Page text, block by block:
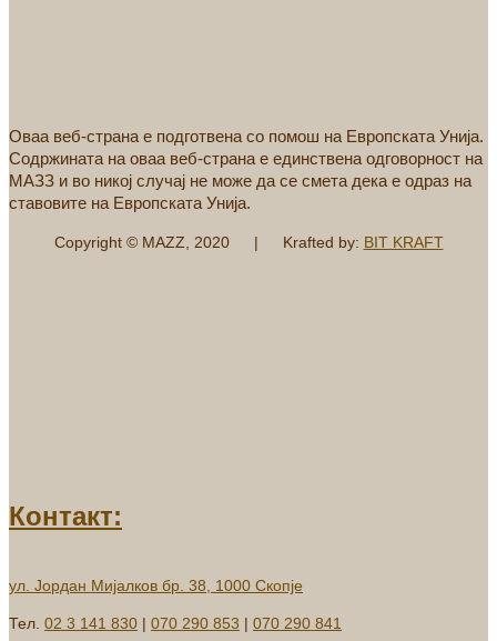
Оваа веб-страна е подготвена со помош на Европската Унија.
Содржината на оваа веб-страна е единствена одговорност на
МАЗЗ и во никој случај не може да се смета дека е одраз на
ставовите на Европската Унија.
Copyright © MAZZ, 2020 | Krafted by: BIT KRAFT
Контакт:
ул. Јордан Мијалков бр. 38, 1000 Скопје
Тел. 02 3 141 830 | 070 290 853 | 070 290 841